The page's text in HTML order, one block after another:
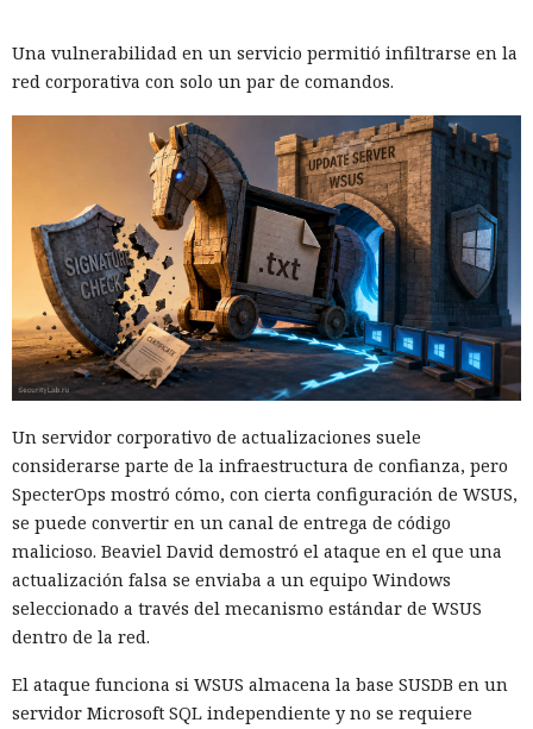
Una vulnerabilidad en un servicio permitió infiltrarse en la
red corporativa con solo un par de comandos.
Un servidor corporativo de actualizaciones suele
considerarse parte de la infraestructura de confianza, pero
SpecterOps mostró cómo, con cierta configuración de WSUS,
se puede convertir en un canal de entrega de código
malicioso. Beaviel David demostró el ataque en el que una
actualización falsa se enviaba a un equipo Windows
seleccionado a través del mecanismo estándar de WSUS
dentro de la red.
El ataque funciona si WSUS almacena la base SUSDB en un
servidor Microsoft SQL independiente y no se requiere